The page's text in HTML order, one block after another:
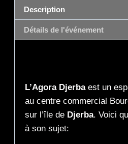
Description
Détails de l'événement
L’Agora Djerbaest un
au centre commercial
sur l’île de Djerba. Voici
à son sujet: